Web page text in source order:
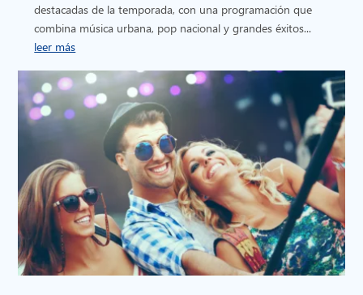
destacadas de la temporada, con una programación que
combina música urbana, pop nacional y grandes éxitos...
leer más